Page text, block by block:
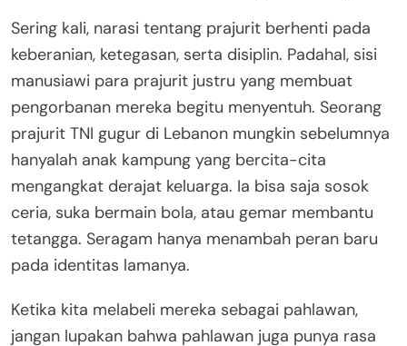
Sering kali, narasi tentang prajurit berhenti pada
keberanian, ketegasan, serta disiplin. Padahal, sisi
manusiawi para prajurit justru yang membuat
pengorbanan mereka begitu menyentuh. Seorang
prajurit TNI gugur di Lebanon mungkin sebelumnya
hanyalah anak kampung yang bercita-cita
mengangkat derajat keluarga. Ia bisa saja sosok
ceria, suka bermain bola, atau gemar membantu
tetangga. Seragam hanya menambah peran baru
pada identitas lamanya.
Ketika kita melabeli mereka sebagai pahlawan,
jangan lupakan bahwa pahlawan juga punya rasa